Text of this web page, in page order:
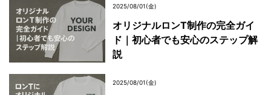
2025/08/01(金)
オリジナルロンT制作の完全ガイ
ド｜初心者でも安心のステップ解
説
2025/08/01(金)